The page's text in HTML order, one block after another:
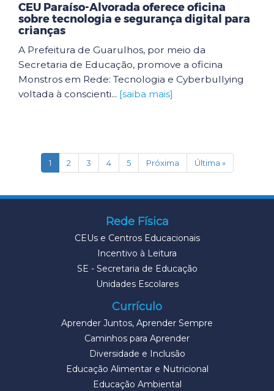
CEU Paraíso-Alvorada oferece oficina
sobre tecnologia e segurança digital para
crianças
A Prefeitura de Guarulhos, por meio da
Secretaria de Educação, promove a oficina
Monstros em Rede: Tecnologia e Cyberbullying
voltada à conscienti... [saiba mais]
1(current)
2 3 4 5 Próxima Última »
Rede Física
CEUs e Centros Educacionais
Incentivo à Leitura
SE - Secretaria de Educação
Unidades Escolares
Currículo
Aprender Juntos, Aprender Sempre
Caminhos para Aprender
Diversidade e Inclusão
Educação Alimentar e Nutricional
Educação Ambiental